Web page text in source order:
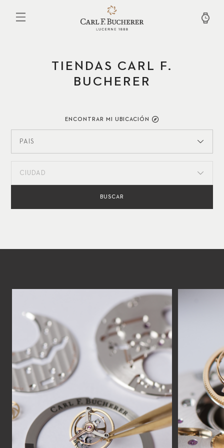
contenido
TIENDAS CARL F.
BUCHERER
ENCONTRAR MI UBICACIÓN
PAÍS
CIUDAD
BUSCAR